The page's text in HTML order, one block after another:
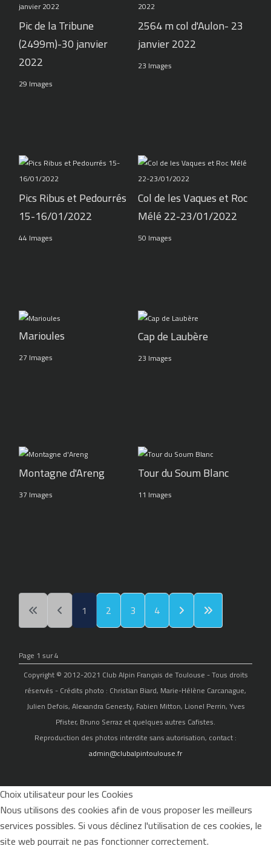
Pic de la Tribune
(2499m)-30 janvier
2022
29 Images
2564 m col d'Aulon- 23
janvier 2022
23 Images
Pics Ribus et Pedourrés
15-16/01/2022
44 Images
Col de les Vaques et Roc
Mélé 22-23/01/2022
50 Images
Marioules
27 Images
Cap de Laubère
23 Images
Montagne d'Areng
37 Images
Tour du Soum Blanc
11 Images
1 2 3 4
Page 1 sur 4
Copyright © 2012-2021 Club Alpin Français de Toulouse - Tous droits
réservés - Crédits photo : Christian Biard, Marie-Hélène Carcanague,
Julien Defois, Alexandra Genesty, Fabien Mitton, Lionel Perrin, Yves
Pfister, Bruno Serraz et quelques autres Cafistes.
Reproduction des photos interdite sans autorisation, contact :
admin@clubalpintoulouse.fr
Choix utilisateur pour les Cookies
Nous utilisons des cookies afin de vous proposer les meilleurs
services possibles. Si vous déclinez l'utilisation de ces cookies, le
site web pourrait ne pas fonctionner correctement.